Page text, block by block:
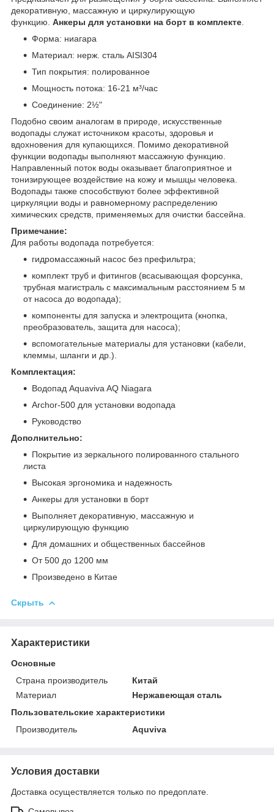
декоративную, массажную и циркулирующую
функцию. Анкеры для установки на борт в комплекте
Форма: ниагара
Материал: нерж. сталь AISI304
Тип покрытия: полированное
Мощность потока: 16-21 м³/час
Соединение: 2½"
Подобно своим аналогам в природе, искусственные
водопады служат источником красоты, здоровья и
вдохновения для купающихся. Помимо декоративной
функции водопады выполняют массажную функцию.
Направленный поток воды оказывает благоприятное и
тонизирующее воздействие на кожу и мышцы человека.
Водопады также способствуют более эффективной
циркуляции воды и равномерному распределению
химических средств, применяемых для очистки бассейна.
Примечание:
Для работы водопада потребуется:
гидромассажный насос без префильтра;
комплект труб и фитингов (всасывающая форсунка,
трубная магистраль с максимальным расстоянием 5 м
от насоса до водопада);
компоненты для запуска и электрощита (кнопка,
преобразователь, защита для насоса);
вспомогательные материалы для установки (кабели,
клеммы, шланги и др.).
Комплектация:
Водопад Aquaviva AQ Niagara
Archor-500 для установки водопада
Руководство
Дополнительно:
Покрытие из зеркального полированного стального
листа
Высокая эргономика и надежность
Анкеры для установки в борт
Выполняет декоративную, массажную и
циркулирующую функцию
Для домашних и общественных бассейнов
От 500 до 1200 мм
Произведено в Китае
Скрыть
Характеристики
Основные
Страна производитель
Китай
Материал
Нержавеющая сталь
Пользовательские характеристики
Производитель
Aquviva
Условия доставки
Доставка осуществляется только по предоплате.